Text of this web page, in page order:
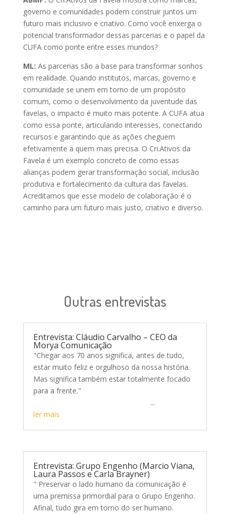
governo e comunidades podem construir juntos um
futuro mais inclusivo e criativo. Como você enxerga o
potencial transformador dessas parcerias e o papel da
CUFA como ponte entre esses mundos?
ML: As parcerias são a base para transformar sonhos
em realidade. Quando institutos, marcas, governo e
comunidade se unem em torno de um propósito
comum, como o desenvolvimento da juventude das
favelas, o impacto é muito mais potente. A CUFA atua
como essa ponte, articulando interesses, conectando
recursos e garantindo que as ações cheguem
efetivamente a quem mais precisa. O Cri.Ativos da
Favela é um exemplo concreto de como essas
alianças podem gerar transformação social, inclusão
produtiva e fortalecimento da cultura das favelas.
Acreditamos que esse modelo de colaboração é o
caminho para um futuro mais justo, criativo e diverso.
Outras entrevistas
Entrevista: Cláudio Carvalho – CEO da
Morya Comunicação
"Chegar aos 70 anos significa, antes de tudo,
estar muito feliz e orgulhoso da nossa história.
Mas significa também estar totalmente focado
para a frente."
...
ler mais
Entrevista: Grupo Engenho (Marcio Viana,
Laura Passos e Carla Brayner)
" Preservar o lado humano da comunicação é
uma premissa primordial para o Grupo Engenho.
Afinal, tudo gira em torno do ser humano.